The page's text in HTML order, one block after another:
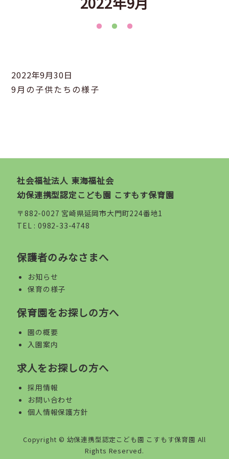
9月の子供たちの様子
2022年9月30日
社会福祉法人 東海福祉会
幼保連携型認定こども園 こすもす保育園
〒882-0027 宮崎県延岡市大門町224番地1
TEL :0982-33-4748
保護者のみなさまへ
お知らせ
保育の様子
保育園をお探しの方へ
園の概要
入園案内
求人をお探しの方へ
採用情報
お問い合わせ
個人情報保護方針
Copyright © 幼保連携型認定こども園 こすもす保育園 All
Rights Reserved.